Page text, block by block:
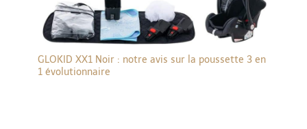
GLOKID XX1 Noir : notre avis sur la poussette 3 en
1 évolutionnaire